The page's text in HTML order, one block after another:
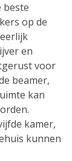
beste
op de
en
voor
beamer,
kan
kamer,
kunnen